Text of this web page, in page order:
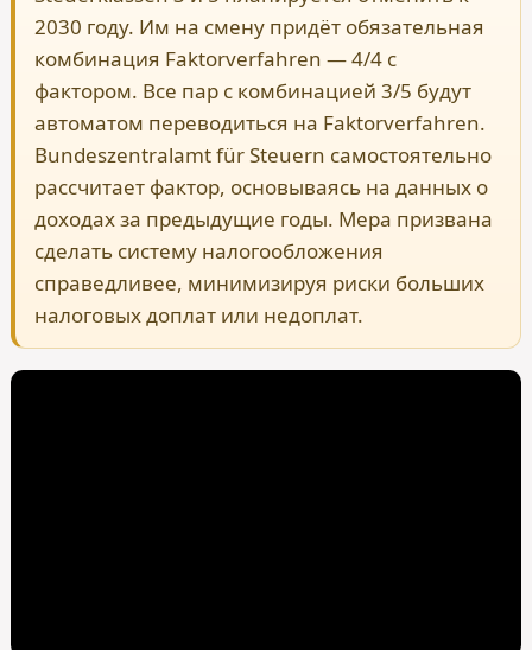
2030 году. Им на смену придёт обязательная
комбинация Faktorverfahren — 4/4 с
фактором. Все пар с комбинацией 3/5 будут
автоматом переводиться на Faktorverfahren.
Bundeszentralamt für Steuern самостоятельно
рассчитает фактор, основываясь на данных о
доходах за предыдущие годы. Мера призвана
сделать систему налогообложения
справедливее, минимизируя риски больших
налоговых доплат или недоплат.